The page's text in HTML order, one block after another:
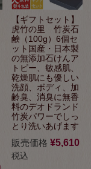
【ギフトセット】
虎竹の里 竹炭石
鹸（100g）6個セ
ット 国産・日本製
の無添加石けんア
トピー、敏感肌、
乾燥肌にも優しい
洗顔、ボディ、加
齢臭、 消臭に無香
料のデオドランド
竹炭パワーでしっ
とり洗いあげます
販売価格 ¥5,610
税込